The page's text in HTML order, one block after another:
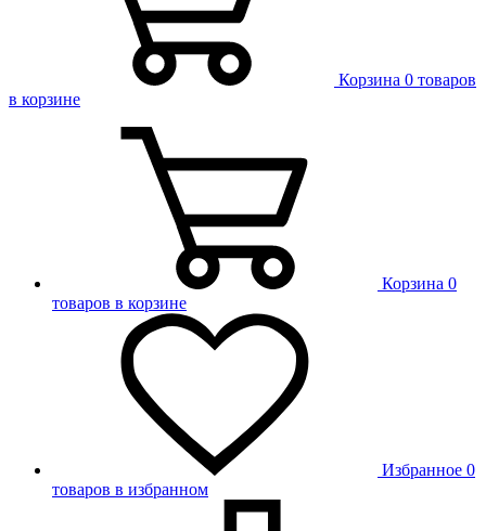
Корзина 0 товаров
в корзине
Корзина 0
товаров в корзине
Избранное 0
товаров в избранном